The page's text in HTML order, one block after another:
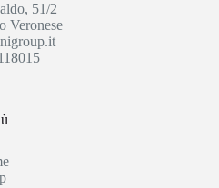
51/2
Veronese